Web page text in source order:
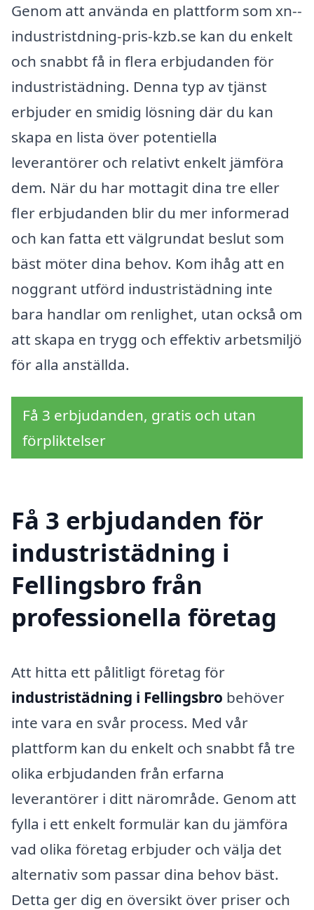
Genom att använda en plattform som xn--
industristdning-pris-kzb.se kan du enkelt
och snabbt få in flera erbjudanden för
industristädning. Denna typ av tjänst
erbjuder en smidig lösning där du kan
skapa en lista över potentiella
leverantörer och relativt enkelt jämföra
dem. När du har mottagit dina tre eller
fler erbjudanden blir du mer informerad
och kan fatta ett välgrundat beslut som
bäst möter dina behov. Kom ihåg att en
noggrant utförd industristädning inte
bara handlar om renlighet, utan också om
att skapa en trygg och effektiv arbetsmiljö
för alla anställda.
Få 3 erbjudanden, gratis och utan
förpliktelser
Få 3 erbjudanden för
industristädning i
Fellingsbro från
professionella företag
Att hitta ett pålitligt företag för
industristädning i Fellingsbro behöver
inte vara en svår process. Med vår
plattform kan du enkelt och snabbt få tre
olika erbjudanden från erfarna
leverantörer i ditt närområde. Genom att
fylla i ett enkelt formulär kan du jämföra
vad olika företag erbjuder och välja det
alternativ som passar dina behov bäst.
Detta ger dig en översikt över priser och